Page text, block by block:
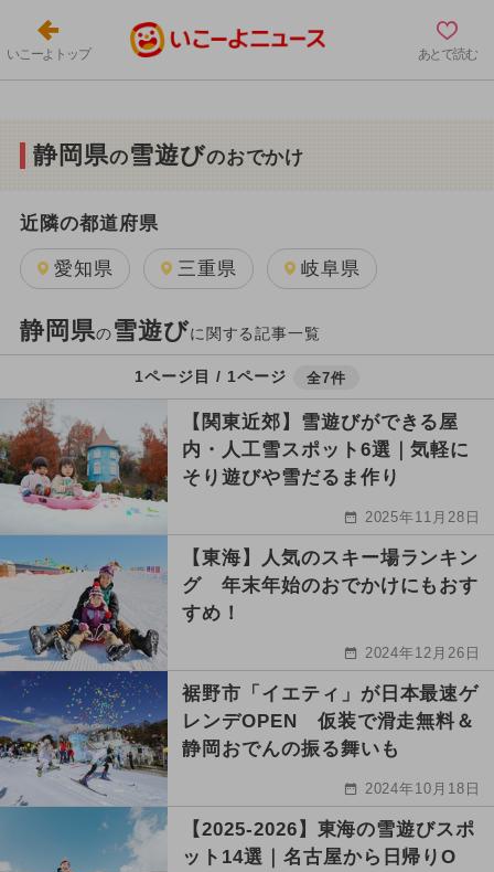
いこーよトップ あとで読む
静岡県の雪遊びのおでかけ
近隣の都道府県
愛知県 三重県 岐阜県
静岡県の雪遊びに関する記事一覧
1ページ目 / 1ページ 全7件
【関東近郊】雪遊びができる屋
内・人工雪スポット6選｜気軽に
そり遊びや雪だるま作り
2025年11月28日
【東海】人気のスキー場ランキン
グ 年末年始のおでかけにもおす
すめ！
2024年12月26日
裾野市「イエティ」が日本最速ゲ
レンデOPEN 仮装で滑走無料＆
静岡おでんの振る舞いも
2024年10月18日
【2025-2026】東海の雪遊びスポ
ット14選｜名古屋から日帰りO